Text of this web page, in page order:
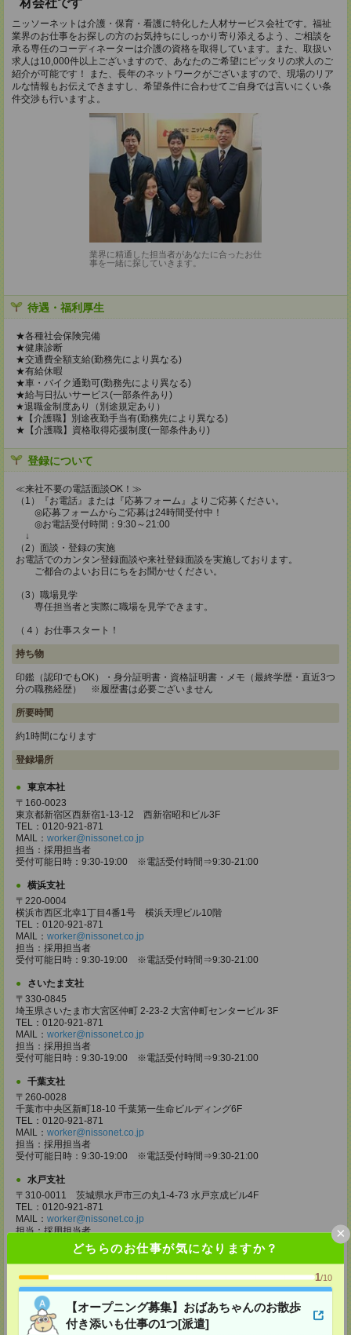
どちらのお仕事が気になりますか？
1/10
【オープニング募集】おばあちゃんのお散歩
付き添いも仕事の1つ[派遣]
×
材会社です
ニッソーネットは介護・保育・看護に特化した人材サービス会社です。福祉
業界のお仕事をお探しの方のお気持ちにしっかり寄り添えるよう、ご相談を
承る専任のコーディネーターは介護の資格を取得しています。また、取扱い
求人は10,000件以上ございますので、あなたのご希望にピッタリの求人のご
紹介が可能です！ また、長年のネットワークがございますので、現場のリア
ルな情報もお伝えできますし、希望条件に合わせてご自身では言いにくい条
件交渉も行いますよ。
業界に精通した担当者があなたに合ったお仕
事を一緒に探していきます。
待遇・福利厚生
★各種社会保険完備
★健康診断
★交通費全額支給(勤務先により異なる)
★有給休暇
★車・バイク通勤可(勤務先により異なる)
★給与日払いサービス(一部条件あり)
★退職金制度あり（別途規定あり）
★【介護職】別途夜勤手当有(勤務先により異なる)
★【介護職】資格取得応援制度(一部条件あり)
登録について
≪来社不要の電話面談OK！≫
（1）『お電話』または『応募フォーム』よりご応募ください。
◎応募フォームからご応募は24時間受付中！
◎お電話受付時間：9:30～21:00
↓
（2）面談・登録の実施
お電話でのカンタン登録面談や来社登録面談を実施しております。
ご都合のよいお日にちをお聞かせください。
（3）職場見学
専任担当者と実際に職場を見学できます。
（４）お仕事スタート！
持ち物
印鑑（認印でもOK）・身分証明書・資格証明書・メモ（最終学歴・直近3つ
分の職務経歴） ※履歴書は必要ございません
所要時間
約1時間になります
登録場所
東京本社
〒160-0023
東京都新宿区西新宿1-13-12 西新宿昭和ビル3F
TEL：0120-921-871
MAIL： worker@nissonet.co.jp
担当：採用担当者
受付可能日時：9:30-19:00 ※電話受付時間⇒9:30-21:00
横浜支社
〒220-0004
横浜市西区北幸1丁目4番1号 横浜天理ビル10階
TEL：0120-921-871
MAIL： worker@nissonet.co.jp
担当：採用担当者
受付可能日時：9:30-19:00 ※電話受付時間⇒9:30-21:00
さいたま支社
〒330-0845
埼玉県さいたま市大宮区仲町 2-23-2 大宮仲町センタービル 3F
TEL：0120-921-871
MAIL： worker@nissonet.co.jp
担当：採用担当者
受付可能日時：9:30-19:00 ※電話受付時間⇒9:30-21:00
千葉支社
〒260-0028
千葉市中央区新町18-10 千葉第一生命ビルディング6F
TEL：0120-921-871
MAIL： worker@nissonet.co.jp
担当：採用担当者
受付可能日時：9:30-19:00 ※電話受付時間⇒9:30-21:00
水戸支社
〒310-0011 茨城県水戸市三の丸1-4-73 水戸京成ビル4F
TEL：0120-921-871
MAIL： worker@nissonet.co.jp
担当：採用担当者
受付可能日時：9:30-19:00 ※電話受付時間⇒9:30-21:00
宇都宮支社
〒320-0811 栃木県宇都宮市大通り1-2-11 フコク生命ビル4F
TEL：0120-921-871
MAIL： worker@nissonet.co.jp
担当：採用担当者
受付可能日時：9:30-19:00 ※電話受付時間⇒9:30-21:00